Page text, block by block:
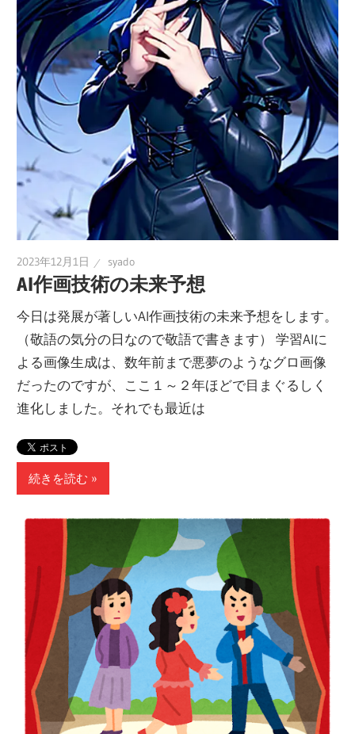
2023年12月1日 syado
AI作画技術の未来予想
今日は発展が著しいAI作画技術の未来予想をします。
（敬語の気分の日なので敬語で書きます） 学習AIに
よる画像生成は、数年前まで悪夢のようなグロ画像
だったのですが、ここ１～２年ほどで目まぐるしく
進化しました。それでも最近は
続きを読む